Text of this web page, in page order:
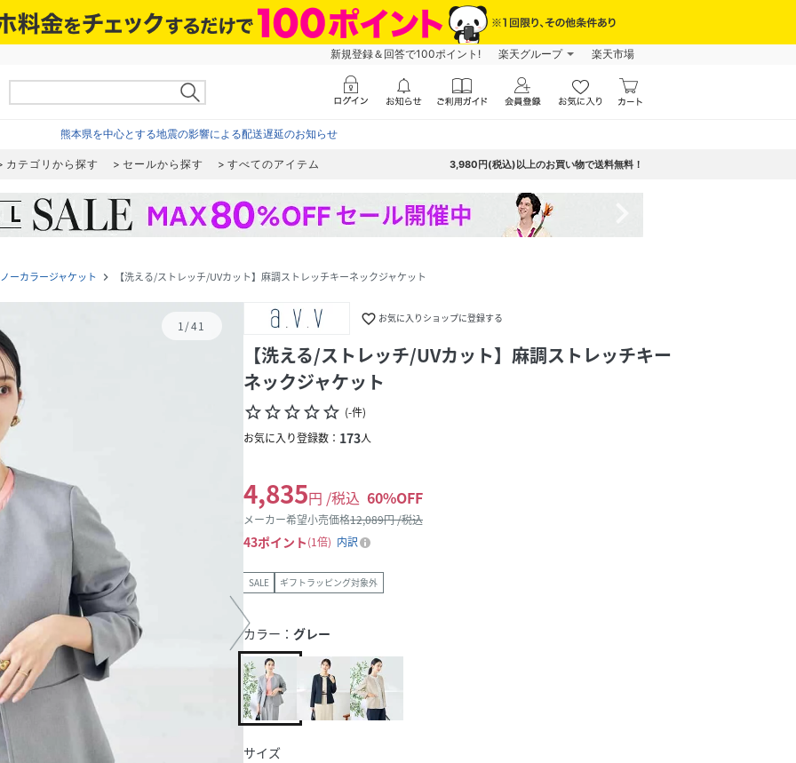
新規登録＆回答で100ポイント! 楽天グループ 楽天市場
熊本県を中心とする地震の影響による配送遅延のお知らせ
カテゴリから探す セールから探す すべてのアイテム 3,980円(税込)以上のお買い物で送料無料！
ノーカラージャケット navigate_next 【洗える/ストレッチ/UVカット】麻調ストレッチキーネックジャケット
1/41 favorite_border お気に入りショップに登録する
【洗える/ストレッチ/UVカット】麻調ストレッチキー
ネックジャケット
star_borderstar_borderstar_borderstar_borderstar_border (-件)
お気に入り登録数： 173人
4,835円 /税込 60%OFF
メーカー希望小売価格12,089円 /税込
43ポイント 1倍 内訳
SALE ギフトラッピング対象外
カラー： グレー
サイズ